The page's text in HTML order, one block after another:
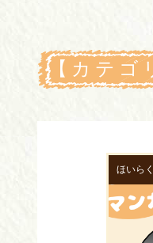
【カテゴ
ほいら